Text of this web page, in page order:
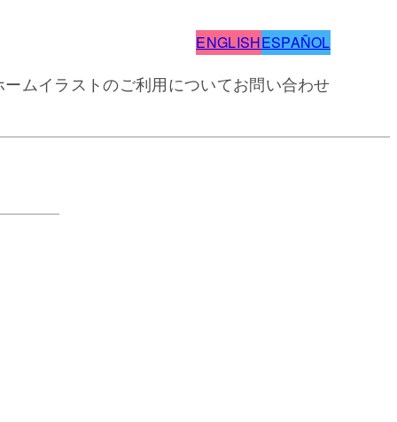
ENGLISHESPAÑOL
ームイラストのご利用についてお問い合わせ